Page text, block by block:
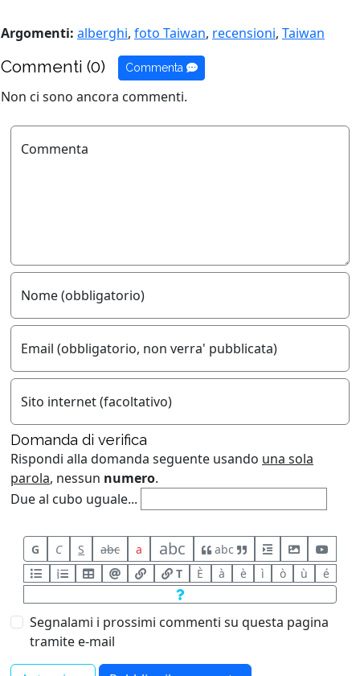
Argomenti: alberghi, foto Taiwan, recensioni, Taiwan
Commenti (0) Commenta
Non ci sono ancora commenti.
Commenta
Nome (obbligatorio)
Email (obbligatorio, non verra' pubblicata)
Sito internet (facoltativo)
Domanda di verifica
Rispondi alla domanda seguente usando una sola
parola, nessun numero.
Due al cubo uguale...
G C S abc a abc
abc
T
È à è ì ò ù é
Segnalami i prossimi commenti su questa pagina
tramite e-mail